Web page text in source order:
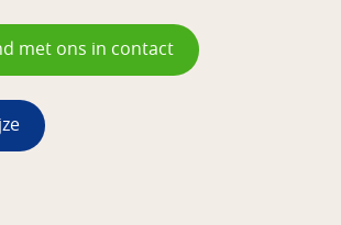
met ons in contact